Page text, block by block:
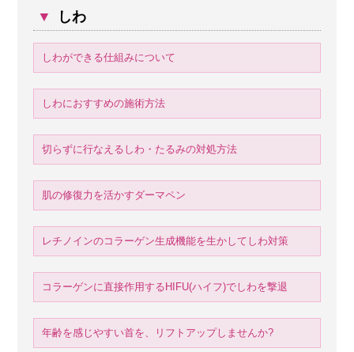
▼ しわ
しわができる仕組みについて
しわにおすすめの施術方法
切らずに行なえるしわ・たるみの対処方法
肌の修復力を活かすダーマペン
レチノインのコラーゲン生成機能を生かしてしわ対策
コラーゲンに直接作用するHIFU(ハイフ)でしわを撃退
年齢を感じやすい首を、リフトアップしませんか?